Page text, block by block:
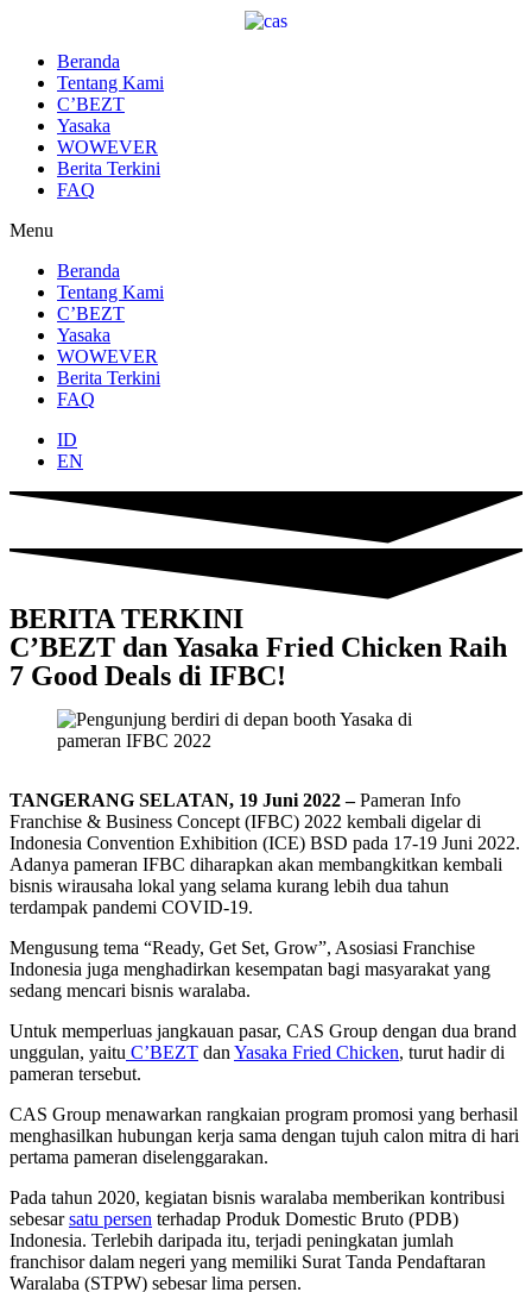
kontenBeranda
Tentang Kami
C’BEZT
Yasaka
WOWEVER
Berita Terkini
FAQ
Menu
Beranda
Tentang Kami
C’BEZT
Yasaka
WOWEVER
Berita Terkini
FAQ
ID
EN
BERITA TERKINI
C’BEZT dan Yasaka Fried Chicken Raih
7 Good Deals di IFBC!
TANGERANG SELATAN, 19 Juni 2022 –Pameran Info
Franchise & Business Concept (IFBC) 2022 kembali digelar di
Indonesia Convention Exhibition (ICE) BSD pada 17-19 Juni 2022.
Adanya pameran IFBC diharapkan akan membangkitkan kembali
bisnis wirausaha lokal yang selama kurang lebih dua tahun
terdampak pandemi COVID-19.
Mengusung tema “Ready, Get Set, Grow”, Asosiasi Franchise
Indonesia juga menghadirkan kesempatan bagi masyarakat yang
sedang mencari bisnis waralaba.
Untuk memperluas jangkauan pasar, CAS Group dengan dua brand
unggulan, yaitu C’BEZT dan Yasaka Fried Chicken, turut hadir di
pameran tersebut.
CAS Group menawarkan rangkaian program promosi yang berhasil
menghasilkan hubungan kerja sama dengan tujuh calon mitra di hari
pertama pameran diselenggarakan.
Pada tahun 2020, kegiatan bisnis waralaba memberikan kontribusi
sebesarsatu persen terhadap Produk Domestic Bruto (PDB)
Indonesia. Terlebih daripada itu, terjadi peningkatan jumlah
franchisor dalam negeri yang memiliki Surat Tanda Pendaftaran
Waralaba (STPW) sebesar lima persen.